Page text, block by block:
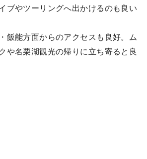
ブやツーリングへ出かけるのも良い
飯能方面からのアクセスも良好。ム
や名栗湖観光の帰りに立ち寄ると良